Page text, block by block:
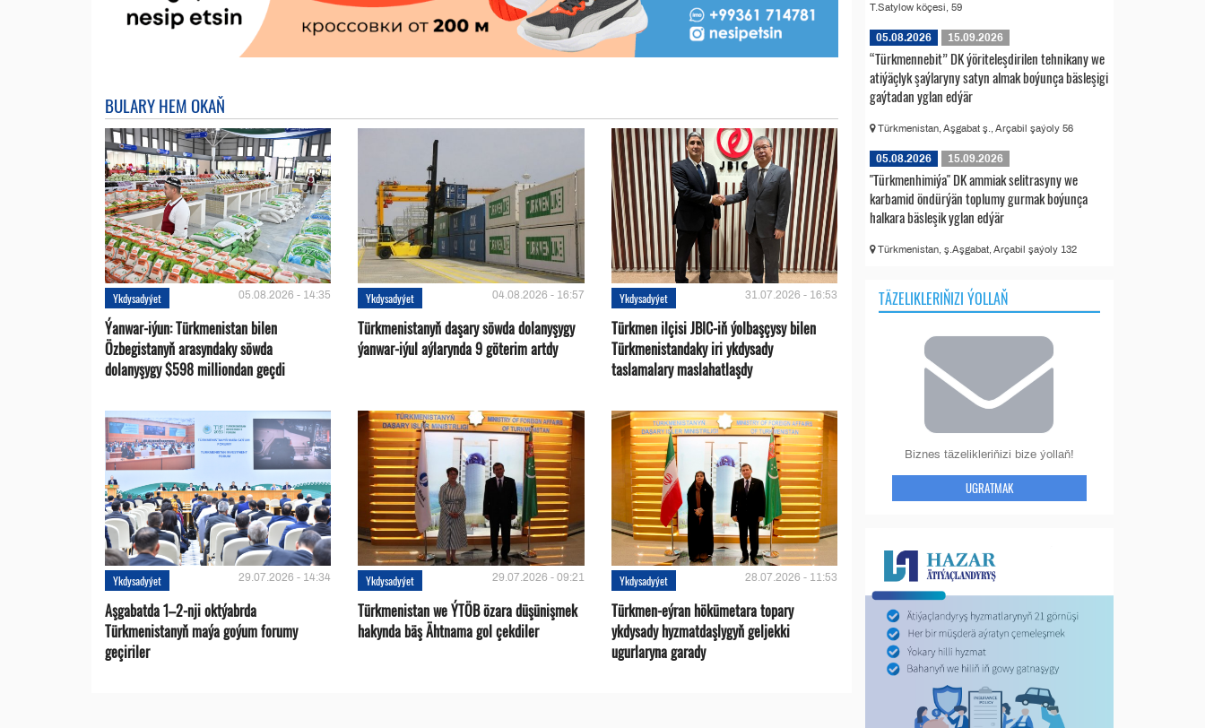
BULARY HEM OKAŇ
Ykdysadyýet 05.08.2026 - 14:35
Ýanwar-iýun: Türkmenistan bilen
Özbegistanyň arasyndaky söwda
dolanyşygy $598 milliondan geçdi
Ykdysadyýet 04.08.2026 - 16:57
Türkmenistanyň daşary söwda dolanyşygy
ýanwar-iýul aýlarynda 9 göterim artdy
Ykdysadyýet 31.07.2026 - 16:53
Türkmen ilçisi JBIC-iň ýolbaşçysy bilen
Türkmenistandaky iri ykdysady
taslamalary maslahatlaşdy
Ykdysadyýet 29.07.2026 - 14:34
Aşgabatda 1–2-nji oktýabrda
Türkmenistanyň maýa goýum forumy
geçiriler
Ykdysadyýet 29.07.2026 - 09:21
Türkmenistan we ÝTÖB özara düşünişmek
hakynda bäş Ähtnama gol çekdiler
Ykdysadyýet 28.07.2026 - 11:53
Türkmen-eýran hökümetara topary
ykdysady hyzmatdaşlygyň geljekki
ugurlaryna garady
T.Satylow köçesi, 59
05.08.2026 15.09.2026
“Türkmennebit” DK ýöriteleşdirilen tehnikany we
atiýäçlyk şaýlaryny satyn almak boýunça bäsleşigi
gaýtadan yglan edýär
Türkmenistan, Aşgabat ş., Arçabil şaýoly 56
05.08.2026 15.09.2026
"Türkmenhimiýa" DK ammiak selitrasyny we
karbamid öndürýän toplumy gurmak boýunça
halkara bäsleşik yglan edýär
Türkmenistan, ş.Aşgabat, Arçabil şaýoly 132
TÄZELIKLERIŇIZI ÝOLLAŇ
Biznes täzelikleriňizi bize ýollaň!
UGRATMAK